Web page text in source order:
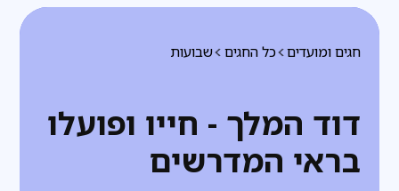
שבועות כל החגים חגים ומועדים
דוד המלך - חייו ופועלו
בראי המדרשים